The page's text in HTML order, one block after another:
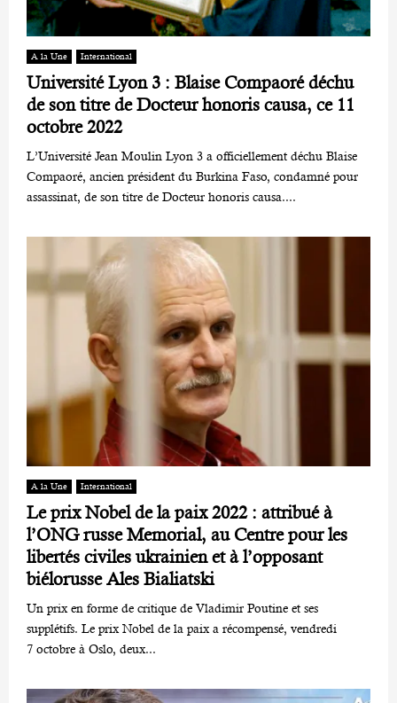
A la Une International
Université Lyon 3 : Blaise Compaoré déchu
de son titre de Docteur honoris causa, ce 11
octobre 2022
L’Université Jean Moulin Lyon 3 a officiellement déchu Blaise
Compaoré, ancien président du Burkina Faso, condamné pour
assassinat, de son titre de Docteur honoris causa....
A la Une International
Le prix Nobel de la paix 2022 : attribué à
l’ONG russe Memorial, au Centre pour les
libertés civiles ukrainien et à l’opposant
biélorusse Ales Bialiatski
Un prix en forme de critique de Vladimir Poutine et ses
supplétifs. Le prix Nobel de la paix a récompensé, vendredi
7 octobre à Oslo, deux...